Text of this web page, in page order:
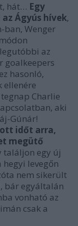
hát… Egy
Ágyús hívek,
ban, Wenger
az
goalkeepers
hasonló,
ellenére
Charlie
aki
Gúnár!
időt arra,
megütő
találjon egy új
levegőn
nem sikerült
bár egyáltalán
vonható az
csak a